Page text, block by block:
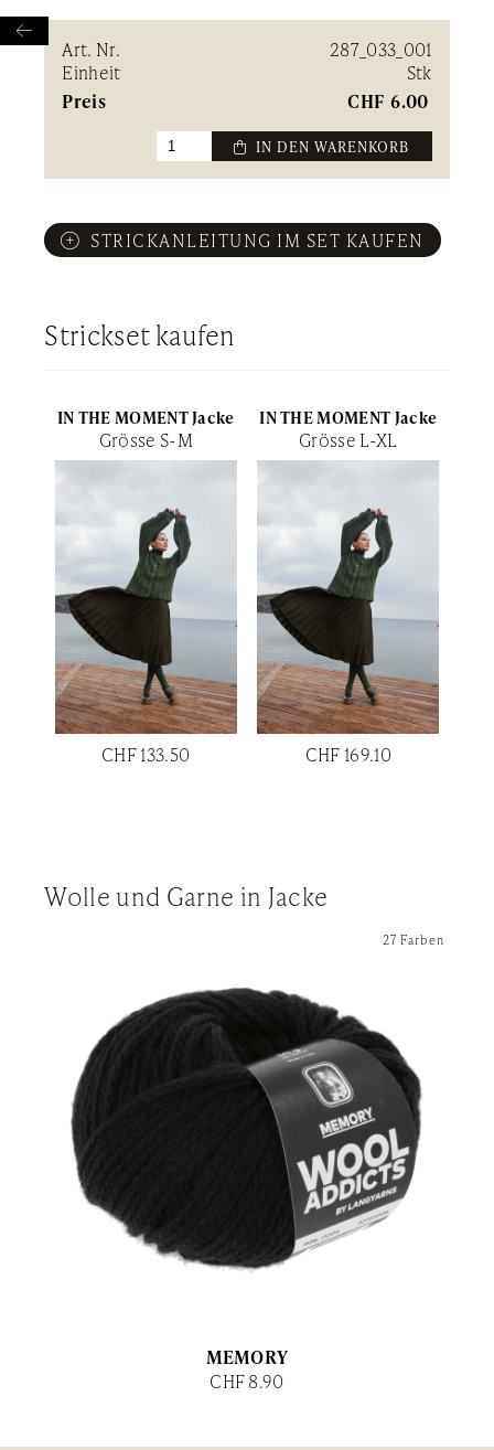

Art. Nr.
287_033_001
Einheit
Stk
Preis CHF 6.00
 IN DEN WARENKORB
STRICKANLEITUNG IM SET KAUFEN
Strickset kaufen
IN THE MOMENT Jacke
Grösse S-M
CHF 133.50
IN THE MOMENT Jacke
Grösse L-XL
CHF 169.10
Wolle und Garne in Jacke
27 Farben
MEMORY
CHF 8.90